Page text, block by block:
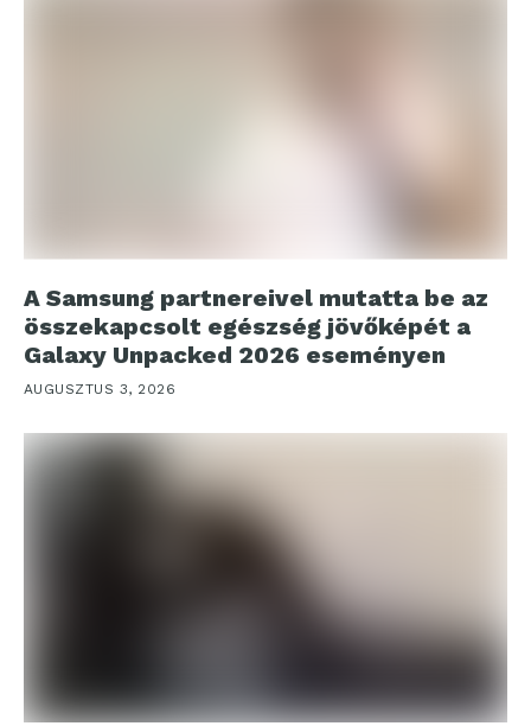
A Samsung partnereivel mutatta be az
összekapcsolt egészség jövőképét a
Galaxy Unpacked 2026 eseményen
AUGUSZTUS 3, 2026